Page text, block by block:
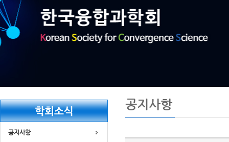
공지사항
공지사항